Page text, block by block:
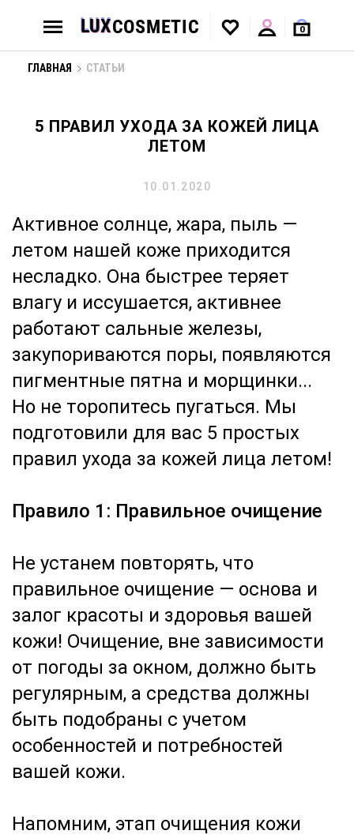
0
ГЛАВНАЯ СТАТЬИ
5 ПРАВИЛ УХОДА ЗА КОЖЕЙ ЛИЦА
ЛЕТОМ
10.01.2020
Активное солнце, жара, пыль —
летом нашей коже приходится
несладко. Она быстрее теряет
влагу и иссушается, активнее
работают сальные железы,
закупориваются поры, появляются
пигментные пятна и морщинки...
Но не торопитесь пугаться. Мы
подготовили для вас 5 простых
правил ухода за кожей лица летом!
Правило 1: Правильное очищение
Не устанем повторять, что
правильное очищение — основа и
залог красоты и здоровья вашей
кожи! Очищение, вне зависимости
от погоды за окном, должно быть
регулярным, а средства должны
быть подобраны с учетом
особенностей и потребностей
вашей кожи.
Напомним, этап очищения кожи